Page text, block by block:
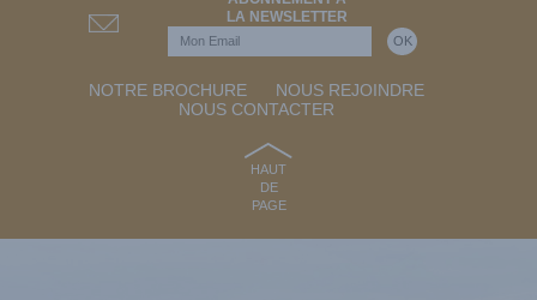
LA NEWSLETTER
NOTRE BROCHURE
NOUS REJOINDRE
NOUS CONTACTER
HAUT
DE
PAGE